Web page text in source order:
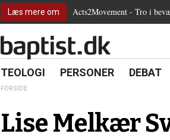
Læs mere om Acts2Movement - Tro i
18.0:
TEOLOGI 19.0:
PERSONER 20.0:
DEBAT
FORSIDE
Lise Melkær